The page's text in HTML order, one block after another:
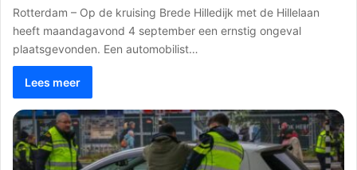
Rotterdam – Op de kruising Brede Hilledijk met de Hillelaan
heeft maandagavond 4 september een ernstig ongeval
plaatsgevonden. Een automobilist…
Lees meer